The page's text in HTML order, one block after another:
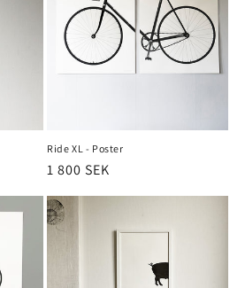
Ride XL - Poster
Normaler
1 800 SEK